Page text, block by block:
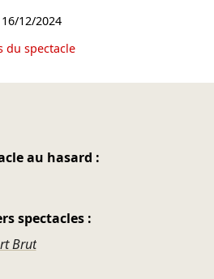
16/12/2024
du spectacle
au hasard :
spectacles :
Brut